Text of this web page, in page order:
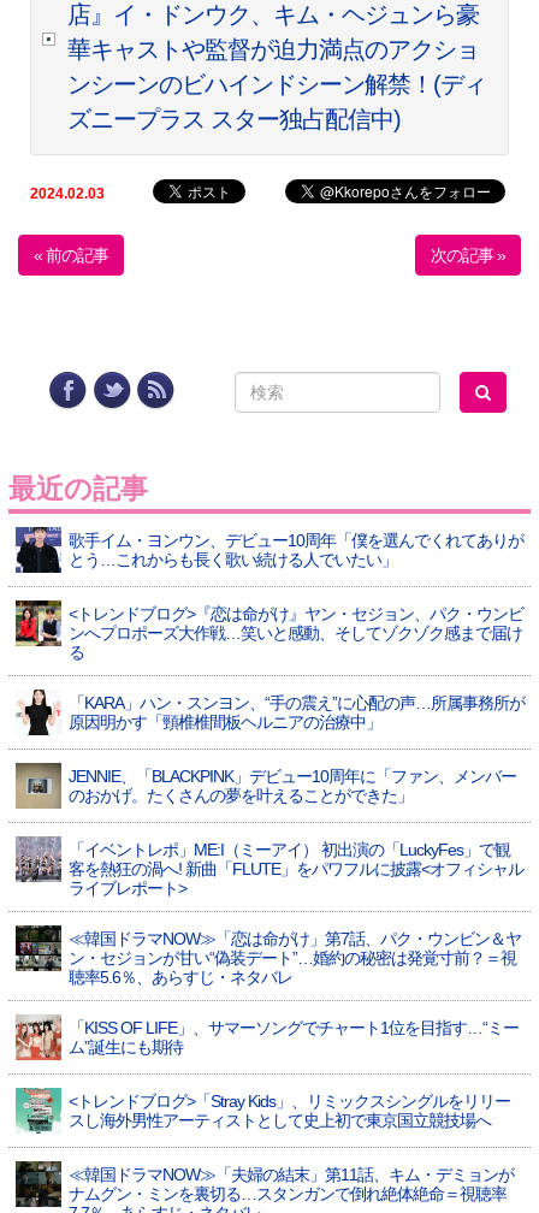
店』イ・ドンウク、キム・ヘジュンら豪
華キャストや監督が迫力満点のアクショ
ンシーンのビハインドシーン解禁！(ディ
ズニープラス スター独占配信中)
2024.02.03
« 前の記事 次の記事 »
最近の記事
歌手イム・ヨンウン、デビュー10周年「僕を選んでくれてありが
とう…これからも長く歌い続ける人でいたい」
<トレンドブログ>『恋は命がけ』ヤン・セジョン、パク・ウンビ
ンへプロポーズ大作戦…笑いと感動、そしてゾクゾク感まで届け
る
「KARA」ハン・スンヨン、“手の震え”に心配の声…所属事務所が
原因明かす「頸椎椎間板ヘルニアの治療中」
JENNIE、「BLACKPINK」デビュー10周年に「ファン、メンバー
のおかげ。たくさんの夢を叶えることができた」
「イベントレポ」ME:I（ミーアイ） 初出演の「LuckyFes」で観
客を熱狂の渦へ! 新曲「FLUTE」をパワフルに披露<オフィシャル
ライブレポート>
≪韓国ドラマNOW≫「恋は命がけ」第7話、パク・ウンビン＆ヤ
ン・セジョンが甘い“偽装デート”…婚約の秘密は発覚寸前？＝視
聴率5.6％、あらすじ・ネタバレ
「KISS OF LIFE」、サマーソングでチャート1位を目指す…“ミー
ム”誕生にも期待
<トレンドブログ>「Stray Kids」、リミックスシングルをリリー
スし海外男性アーティストとして史上初で東京国立競技場へ
≪韓国ドラマNOW≫「夫婦の結末」第11話、キム・デミョンが
ナムグン・ミンを裏切る…スタンガンで倒れ絶体絶命＝視聴率